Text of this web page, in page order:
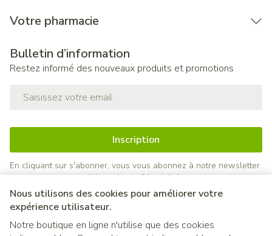
Nous utilisons des cookies pour améliorer votre
expérience utilisateur.
Notre boutique en ligne n'utilise que des cookies
Votre pharmacie
Bulletin d’information
Restez informé des nouveaux produits et promotions
Inscription
En cliquant sur s'abonner, vous vous abonnez à notre newsletter
et acceptez notrepolitique de confidentialité.